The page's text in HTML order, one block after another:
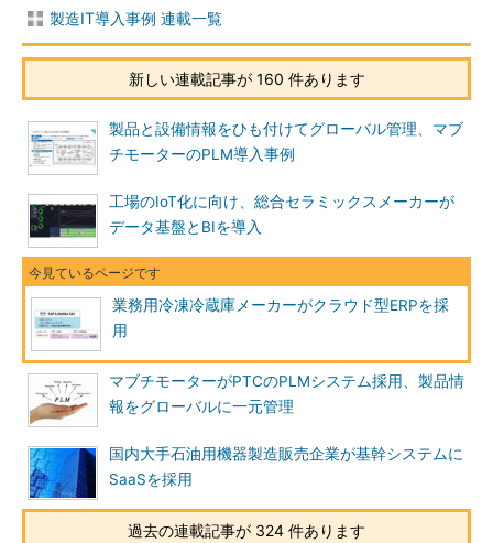
製造IT導入事例 連載一覧
新しい連載記事が 160 件あります
製品と設備情報をひも付けてグローバル管理、マブ
チモーターのPLM導入事例
工場のIoT化に向け、総合セラミックスメーカーが
データ基盤とBIを導入
業務用冷凍冷蔵庫メーカーがクラウド型ERPを採
用
マブチモーターがPTCのPLMシステム採用、製品情
報をグローバルに一元管理
国内大手石油用機器製造販売企業が基幹システムに
SaaSを採用
過去の連載記事が 324 件あります